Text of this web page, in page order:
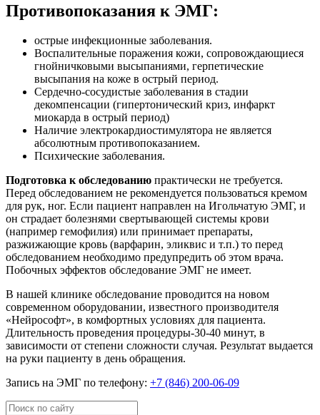
Противопоказания к ЭМГ:
острые инфекционные заболевания.
Воспалительные поражения кожи, сопровождающиеся
гнойничковыми высыпаниями, герпетические
высыпания на коже в острый период.
Сердечно-сосудистые заболевания в стадии
декомпенсации (гипертонический криз, инфаркт
миокарда в острый период)
Наличие электрокардиостимулятора не является
абсолютным противопоказанием.
Психические заболевания.
Подготовка к обследованию практически не требуется.
Перед обследованием не рекомендуется пользоваться кремом
для рук, ног. Если пациент направлен на Игольчатую ЭМГ, и
он страдает болезнями свертывающей системы крови
(например гемофилия) или принимает препараты,
разжижающие кровь (варфарин, эликвис и т.п.) то перед
обследованием необходимо предупредить об этом врача.
Побочных эффектов обследование ЭМГ не имеет.
В нашей клинике обследование проводится на новом
современном оборудовании, известного производителя
«Нейрософт», в комфортных условиях для пациента.
Длительность проведения процедуры-30-40 минут, в
зависимости от степени сложности случая. Результат выдается
на руки пациенту в день обращения.
Запись на ЭМГ по телефону: +7 (846) 200-06-09